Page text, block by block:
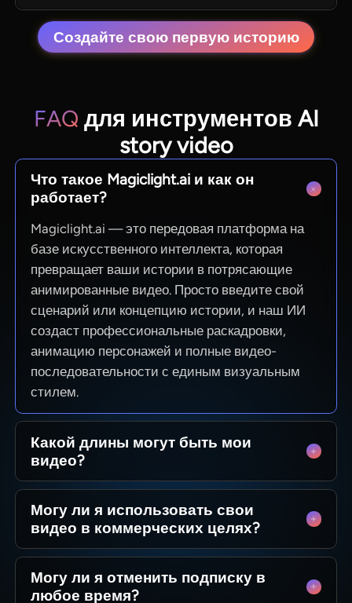
Создайте свою первую историю
FAQ для инструментов AI
story video
Что такое Magiclight.ai и как он
работает?
Magiclight.ai — это передовая платформа на
базе искусственного интеллекта, которая
превращает ваши истории в потрясающие
анимированные видео. Просто введите свой
сценарий или концепцию истории, и наш ИИ
создаст профессиональные раскадровки,
анимацию персонажей и полные видео-
последовательности с единым визуальным
стилем.
Какой длины могут быть мои
видео?
От коротких роликов для соцсетей до
полноценных 50-минутных эпизодов.
MagicLight оптимизирован для длинных
повествований, сохраняя согласованность
персонажей между сценами, так что вы можете
создавать цельные истории без технических
Могу ли я использовать свои
видео в коммерческих целях?
Да! Вы владеете 100% созданного вами
контента. Монетизируете ли вы канал на
YouTube, запускаете рекламу или продаете
Могу ли я отменить подписку в
любое время?